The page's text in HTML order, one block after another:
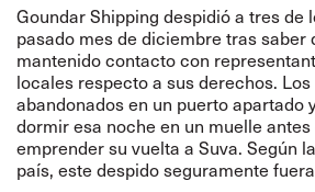
Goundar Shipping despidió a tres de
pasado mes de diciembre tras saber
mantenido contacto con
locales respecto a sus derechos.
abandonados en un puerto apartado
dormir esa noche en un muelle
emprender su vuelta a Suva. Según
país, este despido seguramente